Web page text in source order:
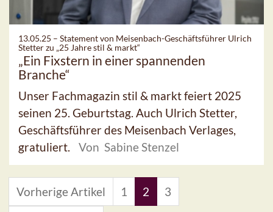
13.05.25 – Statement von Meisenbach-Geschäftsführer Ulrich
Stetter zu „25 Jahre stil & markt“
„Ein Fixstern in einer spannenden
Branche“
Unser Fachmagazin stil & markt feiert 2025
seinen 25. Geburtstag. Auch Ulrich Stetter,
Geschäftsführer des Meisenbach Verlages,
gratuliert.
Von Sabine Stenzel
Vorherige Artikel 1 2 3